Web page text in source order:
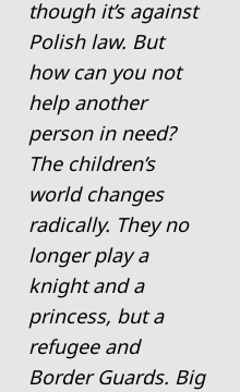
though it’s against
Polish law. But
how can you not
help another
person in need?
The children’s
world changes
radically. They no
longer play a
knight and a
princess, but a
refugee and
Border Guards. Big